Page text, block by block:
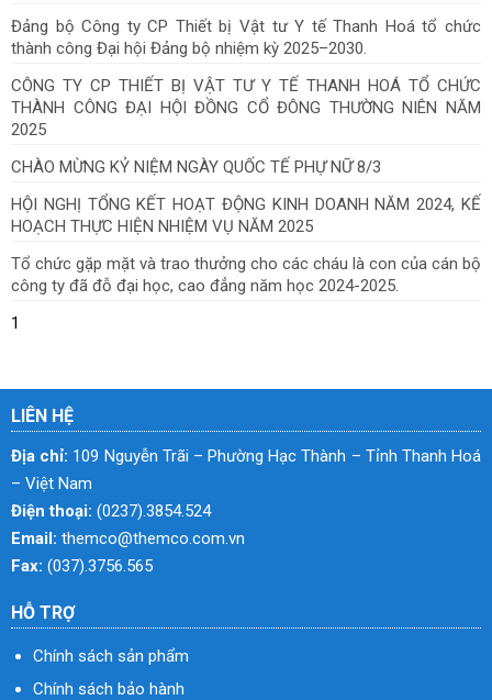
Đảng bộ Công ty CP Thiết bị Vật tư Y tế Thanh Hoá tổ chức
thành công Đại hội Đảng bộ nhiệm kỳ 2025–2030.
CÔNG TY CP THIẾT BỊ VẬT TƯ Y TẾ THANH HOÁ TỔ CHỨC
THÀNH CÔNG ĐẠI HỘI ĐỒNG CỔ ĐÔNG THƯỜNG NIÊN NĂM
2025
CHÀO MỪNG KỶ NIỆM NGÀY QUỐC TẾ PHỰ NỮ 8/3
HỘI NGHỊ TỔNG KẾT HOẠT ĐỘNG KINH DOANH NĂM 2024, KẾ
HOẠCH THỰC HIỆN NHIỆM VỤ NĂM 2025
Tổ chức gặp mặt và trao thưởng cho các cháu là con của cán bộ
công ty đã đỗ đại học, cao đẳng năm học 2024-2025.
1
LIÊN HỆ
Địa chỉ: 109 Nguyễn Trãi – Phường Hạc Thành – Tỉnh Thanh Hoá
– Việt Nam
Điện thoại: (0237).3854.524
Email: themco@themco.com.vn
Fax: (037).3756.565
HỖ TRỢ
Chính sách sản phẩm
Chính sách bảo hành